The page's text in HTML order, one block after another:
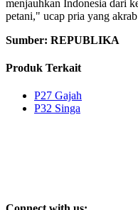
menjauhkan Indonesia dari
petani," ucap pria yang
Sumber: REPUBLIKA
Produk Terkait
P27 Gajah
P32 Singa